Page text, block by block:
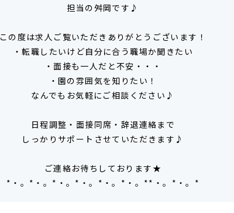
担当の舛岡です♪
この度は求人ご覧いただきありがとうございます！
・転職したいけど自分に合う職場か聞きたい
・面接も一人だと不安・・・
・園の雰囲気を知りたい！
なんでもお気軽にご相談ください♪
日程調整・面接同席・辞退連絡まで
しっかりサポートさせていただきます♪
ご連絡お待ちしております★
*・。*・。*・。*・。*・。*・。**・。*・。*